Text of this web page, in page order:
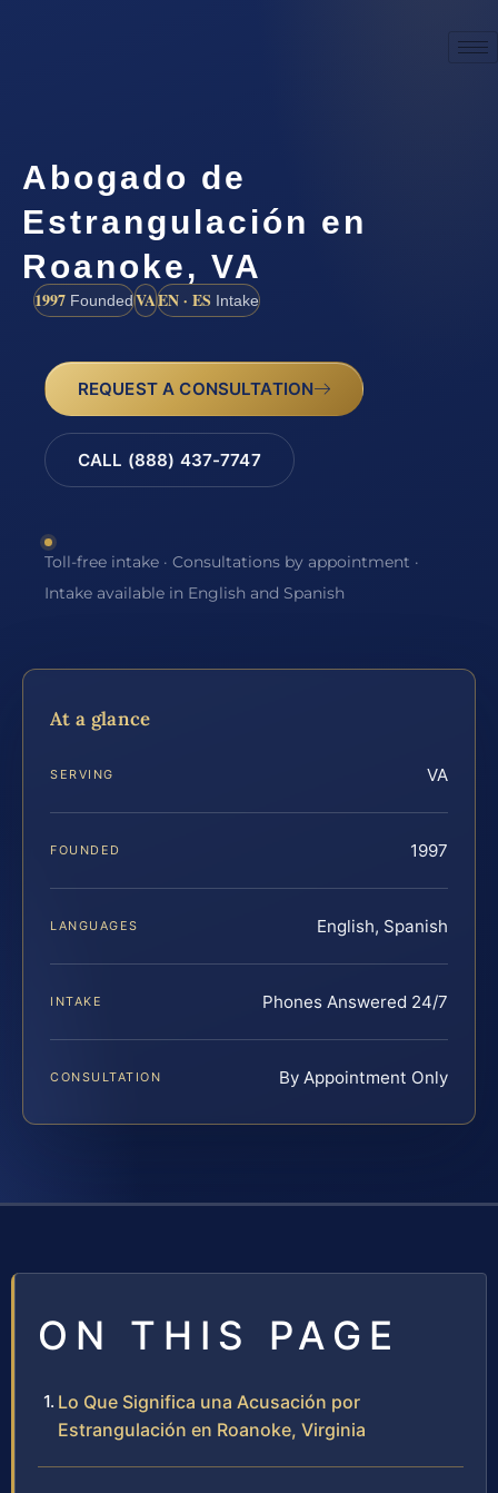
Abogado de
Estrangulación en
Roanoke, VA
1997 FoundedVAEN · ES Intake
REQUEST A CONSULTATION
CALL (888) 437-7747
Toll-free intake · Consultations by appointment ·
Intake available in English and Spanish
At a glance
SERVING VA
FOUNDED 1997
LANGUAGES English, Spanish
INTAKE Phones Answered 24/7
CONSULTATION By Appointment Only
ON THIS PAGE
Lo Que Significa una Acusación por
Estrangulación en Roanoke, Virginia